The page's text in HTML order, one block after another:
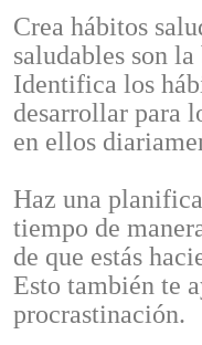
Crea hábitos
saludables son
Identifica los
desarrollar para
en ellos
Haz una
tiempo de
de que estás
Esto también te
procrastinación.